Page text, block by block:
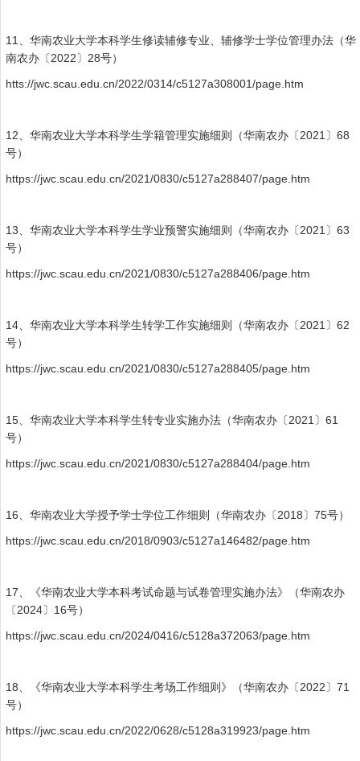
11、华南农业大学本科学生修读辅修专业、辅修学士学位管理办法（华
南农办〔2022〕28号）
htts://jwc.scau.edu.cn/2022/0314/c5127a308001/page.htm
12、华南农业大学本科学生学籍管理实施细则（华南农办〔2021〕68
号）
https://jwc.scau.edu.cn/2021/0830/c5127a288407/page.htm
13、华南农业大学本科学生学业预警实施细则（华南农办〔2021〕63
号）
https://jwc.scau.edu.cn/2021/0830/c5127a288406/page.htm
14、华南农业大学本科学生转学工作实施细则（华南农办〔2021〕62
号）
https://jwc.scau.edu.cn/2021/0830/c5127a288405/page.htm
15、华南农业大学本科学生转专业实施办法（华南农办〔2021〕61
号）
https://jwc.scau.edu.cn/2021/0830/c5127a288404/page.htm
16、 华南农业大学授予学士学位工作细则（华南农办〔2018〕75号）
https://jwc.scau.edu.cn/2018/0903/c5127a146482/page.htm
17、《华南农业大学本科考试命题与试卷管理实施办法》（华南农办
〔2024〕16号）
https://jwc.scau.edu.cn/2024/0416/c5128a372063/page.htm
18、《华南农业大学本科学生考场工作细则》（华南农办〔2022〕71
号）
https://jwc.scau.edu.cn/2022/0628/c5128a319923/page.htm